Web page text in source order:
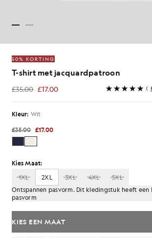
50% KORTING
T-shirt met jacquardpatroon
£35.00 £17.00
£17.00 (
Kleur: Wit
£35.00 £17.00
Kies Maat:
1XL
2XL 3XL 4XL
5XL
Ontspannen pasvorm. Dit kledingstuk heeft een
pasvorm
KIES EEN MAAT